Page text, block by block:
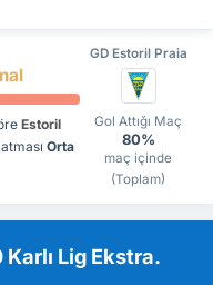
GD Estoril Praia
Estoril
Orta
Gol Attığı Maç
80%
maç içinde
(Toplam)
Lig Ekstra.